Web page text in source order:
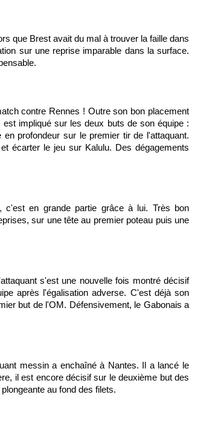
que Brest avait du mal à trouver la faille dans
sur une reprise imparable dans la surface.
contre Rennes ! Outre son bon placement
impliqué sur les deux buts de son équipe :
profondeur sur le premier tir de l'attaquant.
écarter le jeu sur Kalulu. Des dégagements
c'est en grande partie grâce à lui. Très bon
sur une tête au premier poteau puis une
s'est une nouvelle fois montré décisif
après l'égalisation adverse. C'est déjà son
but de l'OM. Défensivement, le Gabonais a
messin a enchaîné à Nantes. Il a lancé le
il est encore décisif sur le deuxième but des
au fond des filets.